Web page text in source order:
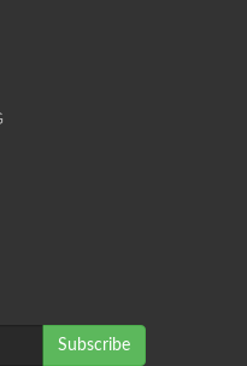
Subscribe